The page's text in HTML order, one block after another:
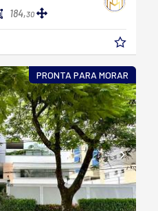
184,30
PRONTA PARA MORAR